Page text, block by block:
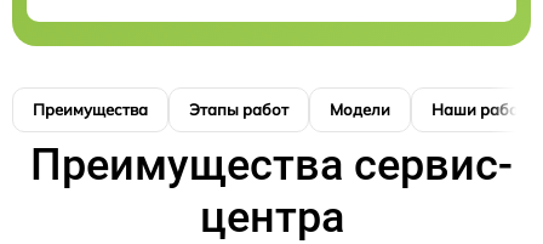
Преимущества Этапы работ Модели Наши работы
Преимущества сервис-
центра